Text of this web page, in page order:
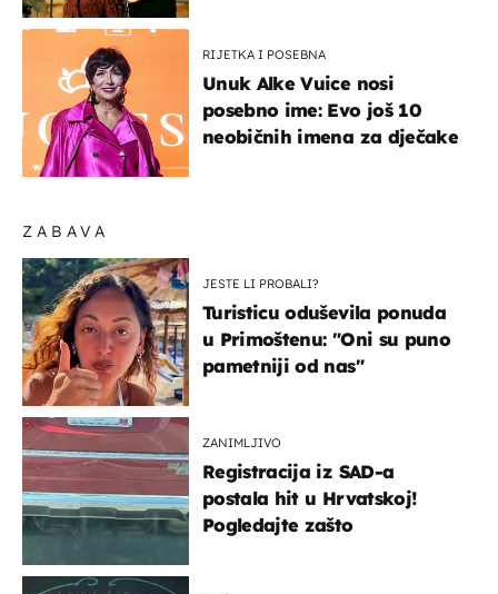
ZABAVA
JESTE LI PROBALI?
Turisticu oduševila ponuda
u Primoštenu: "Oni su puno
pametniji od nas"
ZANIMLJIVO
Registracija iz SAD-a
postala hit u Hrvatskoj!
Pogledajte zašto
RIJETKA I POSEBNA
Unuk Alke Vuice nosi
posebno ime: Evo još 10
neobičnih imena za dječake